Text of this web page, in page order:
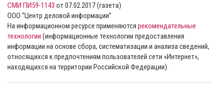
СМИ ПИ59-1143 от 07.02.2017 (газета)
ООО “Центр деловой информации”
На информационном ресурсе применяются рекомендательные
технологии (информационные технологии предоставления
информации на основе сбора, систематизации и анализа сведений,
относящихся к предпочтениям пользователей сети «Интернет»,
находящихся на территории Российской Федерации).